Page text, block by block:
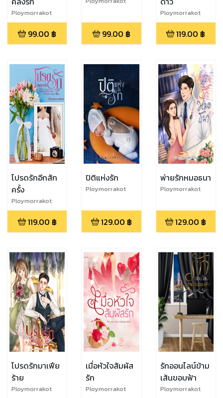
Ploymorrakot
99.00 ฿ 99.00 ฿
Ploymorrakot
119.00 ฿
โปรดรักอีกสัก
ครั้ง
Ploymorrakot
119.00 ฿
ปิติแห่งรัก
Ploymorrakot
129.00 ฿
พ่ายรักหมอธนา
Ploymorrakot
129.00 ฿
โปรดรักมาเฟีย
ร้าย
Ploymorrakot
เมื่อหัวใจสัมผัส
รัก
Ploymorrakot
รักออนไลน์ข้าม
เส้นขอบฟ้า
Ploymorrakot